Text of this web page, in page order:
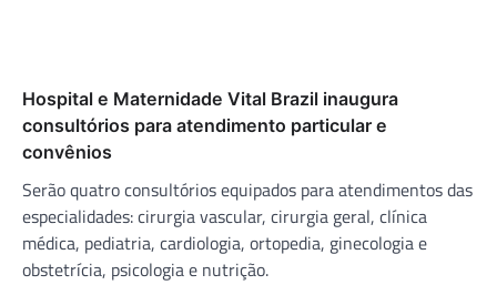
Hospital e Maternidade Vital Brazil inaugura
consultórios para atendimento particular e
convênios
Serão quatro consultórios equipados para atendimentos das
especialidades: cirurgia vascular, cirurgia geral, clínica
médica, pediatria, cardiologia, ortopedia, ginecologia e
obstetrícia, psicologia e nutrição.